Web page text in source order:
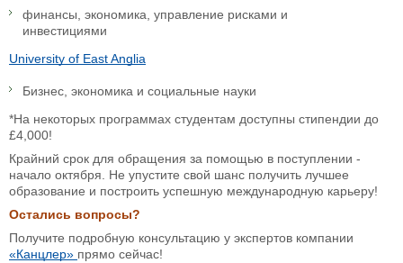
финансы, экономика, управление рисками и
инвестициями
University of East Anglia
Бизнес, экономика и социальные науки
*На некоторых программах студентам доступны стипендии до
£4,000!
Крайний срок для обращения за помощью в поступлении -
начало октября. Не упустите свой шанс получить лучшее
образование и построить успешную международную карьеру!
Остались вопросы?
Получите подробную консультацию у экспертов компании
«Канцлер» прямо сейчас!